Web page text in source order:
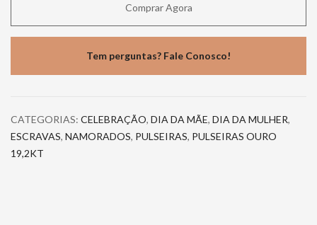
Comprar Agora
Tem perguntas? Fale Conosco!
CATEGORIAS: CELEBRAÇÃO, DIA DA MÃE, DIA DA MULHER,
ESCRAVAS, NAMORADOS, PULSEIRAS, PULSEIRAS OURO
19,2KT